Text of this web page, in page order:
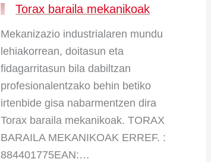
Torax baraila mekanikoak
Mekanizazio industrialaren mundu
lehiakorrean, doitasun eta
fidagarritasun bila dabiltzan
profesionalentzako behin betiko
irtenbide gisa nabarmentzen dira
Torax baraila mekanikoak. TORAX
BARAILA MEKANIKOAK ERREF. :
884401775EAN:…